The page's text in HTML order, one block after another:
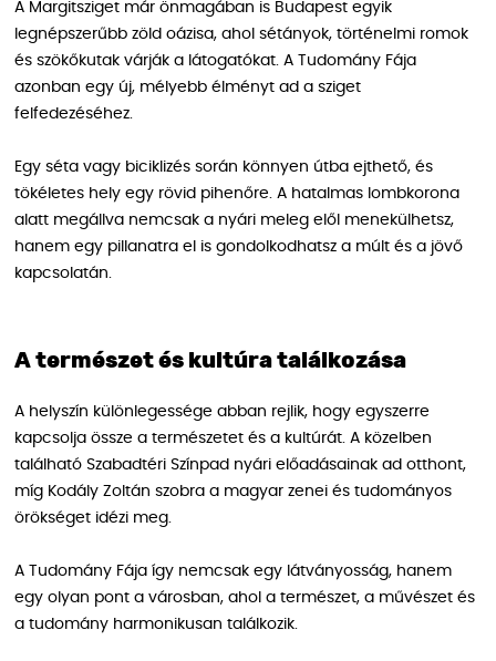
A Margitsziget már önmagában is Budapest egyik
legnépszerűbb zöld oázisa, ahol sétányok, történelmi romok
és szökőkutak várják a látogatókat. A Tudomány Fája
azonban egy új, mélyebb élményt ad a sziget
felfedezéséhez.
Egy séta vagy biciklizés során könnyen útba ejthető, és
tökéletes hely egy rövid pihenőre. A hatalmas lombkorona
alatt megállva nemcsak a nyári meleg elől menekülhetsz,
hanem egy pillanatra el is gondolkodhatsz a múlt és a jövő
kapcsolatán.
A természet és kultúra találkozása
A helyszín különlegessége abban rejlik, hogy egyszerre
kapcsolja össze a természetet és a kultúrát. A közelben
található Szabadtéri Színpad nyári előadásainak ad otthont,
míg Kodály Zoltán szobra a magyar zenei és tudományos
örökséget idézi meg.
A Tudomány Fája így nemcsak egy látványosság, hanem
egy olyan pont a városban, ahol a természet, a művészet és
a tudomány harmonikusan találkozik.